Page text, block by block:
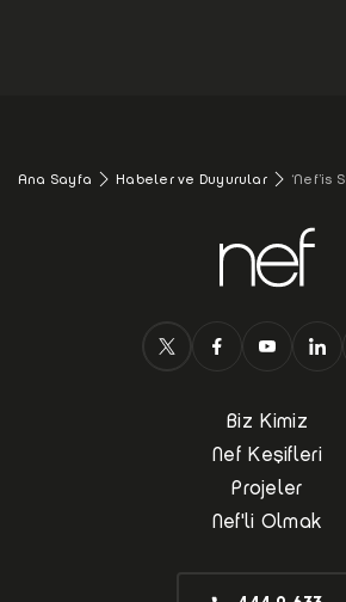
Ana Sayfa Habeler ve Duyurular ‘Nef’is
Biz Kimiz
Nef Keşifleri
Projeler
Nef'li Olmak